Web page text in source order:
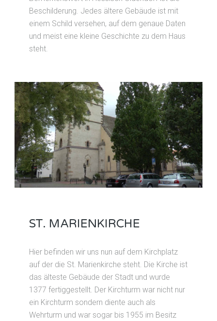
Beschilderung. Jedes ältere Gebäude ist mit
einem Schild versehen, auf dem genaue Daten
und meist eine kleine Geschichte zu dem Haus
steht.
ST. MARIENKIRCHE
Hier befinden wir uns nun auf dem Kirchplatz
auf der die St. Marienkirche steht. Die Kirche ist
das älteste Gebäude der Stadt und wurde
1377 fertiggestellt. Der Kirchturm war nicht nur
ein Kirchturm sondern diente auch als
Wehrturm und war sogar bis 1955 im Besitz